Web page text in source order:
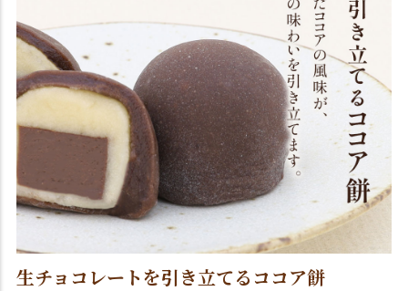
生チョコレートを引き立てるココア餅